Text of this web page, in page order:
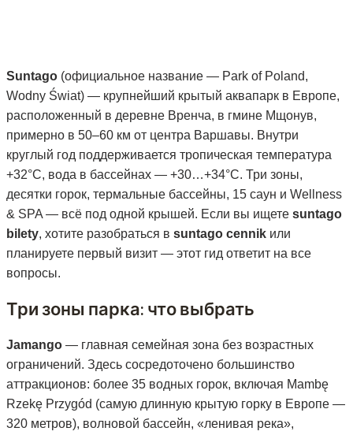
Suntago (официальное название — Park of Poland,
Wodny Świat) — крупнейший крытый аквапарк в Европе,
расположенный в деревне Вренча, в гмине Мщонув,
примерно в 50–60 км от центра Варшавы. Внутри
круглый год поддерживается тропическая температура
+32°C, вода в бассейнах — +30…+34°C. Три зоны,
десятки горок, термальные бассейны, 15 саун и Wellness
& SPA — всё под одной крышей. Если вы ищете suntago
bilety, хотите разобраться в suntago cennik или
планируете первый визит — этот гид ответит на все
вопросы.
Три зоны парка: что выбрать
Jamango — главная семейная зона без возрастных
ограничений. Здесь сосредоточено большинство
аттракционов: более 35 водных горок, включая Mambę
Rzekę Przygód (самую длинную крытую горку в Европе —
320 метров), волновой бассейн, «ленивая река»,